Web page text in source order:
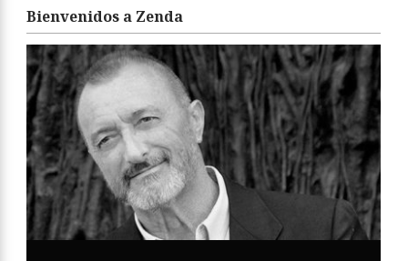
Bienvenidos a Zenda